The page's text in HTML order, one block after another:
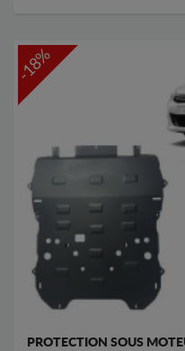
-18%
PROTECTION SOUS